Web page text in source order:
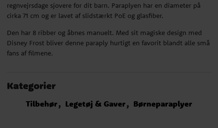
regnvejrsdage sjovere for dit barn. Paraplyen har en diameter på
cirka 71 cm og er lavet af slidstærkt PoE og glasfiber.
Den har 8 ribber og åbnes manuelt. Med sit magiske design med
Disney Frost bliver denne paraply hurtigt en favorit blandt alle små
fans af filmene.
Kategorier
Tilbehør Legetøj & Gaver Børneparaplyer